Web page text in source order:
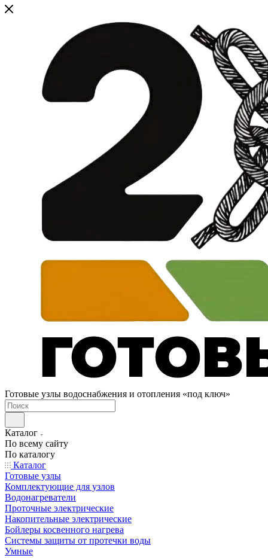
Готовые узлы водоснабжения и отопления «под ключ»
Каталог
По всему сайту
По каталогу
Каталог
Готовые узлы
Комплектующие для узлов
Водонагреватели
Проточные электрические
Накопительные электрические
Бойлеры косвенного нагрева
Системы защиты от протечки воды
Умные